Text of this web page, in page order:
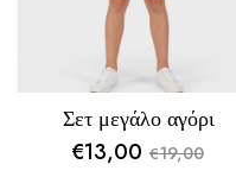
Σετ μεγάλο αγόρι
€19,00
Original
€13,00Η